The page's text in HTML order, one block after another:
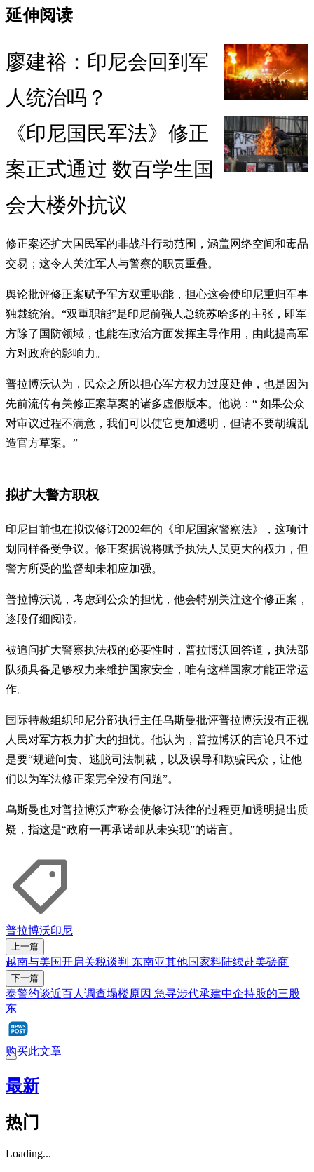
延伸阅读
廖建裕：印尼会回到军
人统治吗？
《印尼国民军法》修正
案正式通过 数百学生国
会大楼外抗议
修正案还扩大国民军的非战斗行动范围，涵盖网络空间和毒品
交易；这令人关注军人与警察的职责重叠。
舆论批评修正案赋予军方双重职能，担心这会使印尼重归军事
独裁统治。“双重职能”是印尼前强人总统苏哈多的主张，即军
方除了国防领域，也能在政治方面发挥主导作用，由此提高军
方对政府的影响力。
普拉博沃认为，民众之所以担心军方权力过度延伸，也是因为
先前流传有关修正案草案的诸多虚假版本。他说：“ 如果公众
对审议过程不满意，我们可以使它更加透明，但请不要胡编乱
造官方草案。”
拟扩大警方职权
印尼目前也在拟议修订2002年的《印尼国家警察法》，这项计
划同样备受争议。修正案据说将赋予执法人员更大的权力，但
警方所受的监督却未相应加强。
普拉博沃说，考虑到公众的担忧，他会特别关注这个修正案，
逐段仔细阅读。
被追问扩大警察执法权的必要性时，普拉博沃回答道，执法部
队须具备足够权力来维护国家安全，唯有这样国家才能正常运
作。
国际特赦组织印尼分部执行主任乌斯曼批评普拉博沃没有正视
人民对军方权力扩大的担忧。他认为，普拉博沃的言论只不过
是要“规避问责、逃脱司法制裁，以及误导和欺骗民众，让他
们以为军法修正案完全没有问题”。
乌斯曼也对普拉博沃声称会使修订法律的过程更加透明提出质
疑，指这是“政府一再承诺却从未实现”的诺言。
普拉博沃印尼
上一篇
越南与美国开启关税谈判 东南亚其他国家料陆续赴美磋商
下一篇
泰警约谈近百人调查塌楼原因 急寻涉代承建中企持股的三股
东
购买此文章
最新
热门
Loading...